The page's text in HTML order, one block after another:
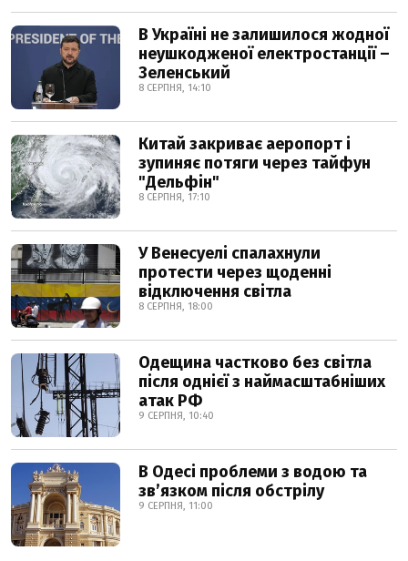
В Україні не залишилося жодної
неушкодженої електростанції –
Зеленський
8 СЕРПНЯ, 14:10
Китай закриває аеропорт і
зупиняє потяги через тайфун
"Дельфін"
8 СЕРПНЯ, 17:10
У Венесуелі спалахнули
протести через щоденні
відключення світла
8 СЕРПНЯ, 18:00
Одещина частково без світла
після однієї з наймасштабніших
атак РФ
9 СЕРПНЯ, 10:40
В Одесі проблеми з водою та
звʼязком після обстрілу
9 СЕРПНЯ, 11:00